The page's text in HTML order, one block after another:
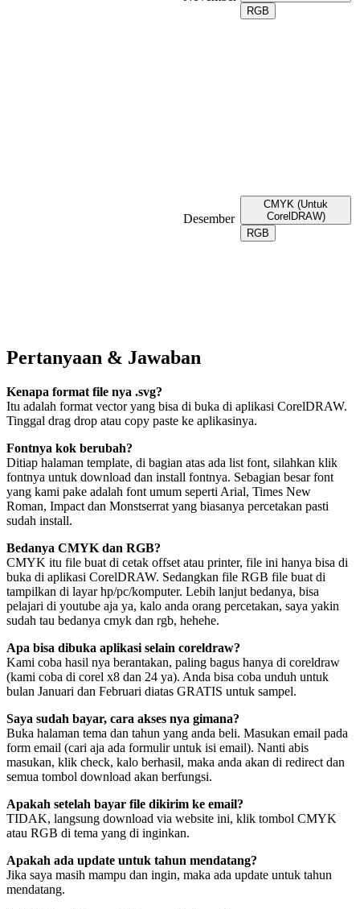
RGB
Desember
CMYK (Untuk
CorelDRAW)
RGB
Pertanyaan & Jawaban
Kenapa format file nya .svg?
Itu adalah format vector yang bisa di buka di aplikasi CorelDRAW.
Tinggal drag drop atau copy paste ke aplikasinya.
Fontnya kok berubah?
Ditiap halaman template, di bagian atas ada list font, silahkan klik
fontnya untuk download dan install fontnya. Sebagian besar font
yang kami pake adalah font umum seperti Arial, Times New
Roman, Impact dan Monstserrat yang biasanya percetakan pasti
sudah install.
Bedanya CMYK dan RGB?
CMYK itu file buat di cetak offset atau printer, file ini hanya bisa di
buka di aplikasi CorelDRAW. Sedangkan file RGB file buat di
tampilkan di layar hp/pc/komputer. Lebih lanjut bedanya, bisa
pelajari di youtube aja ya, kalo anda orang percetakan, saya yakin
sudah tau bedanya cmyk dan rgb, hehehe.
Apa bisa dibuka aplikasi selain coreldraw?
Kami coba hasil nya berantakan, paling bagus hanya di coreldraw
(kami coba di corel x8 dan 24 ya). Anda bisa coba unduh untuk
bulan Januari dan Februari diatas GRATIS untuk sampel.
Saya sudah bayar, cara akses nya gimana?
Buka halaman tema dan tahun yang anda beli. Masukan email pada
form email (cari aja ada formulir untuk isi email). Nanti abis
masukan, klik check, kalo berhasil, maka anda akan di redirect dan
semua tombol download akan berfungsi.
Apakah setelah bayar file dikirim ke email?
TIDAK, langsung download via website ini, klik tombol CMYK
atau RGB di tema yang di inginkan.
Apakah ada update untuk tahun mendatang?
Jika saya masih mampu dan ingin, maka ada update untuk tahun
mendatang.